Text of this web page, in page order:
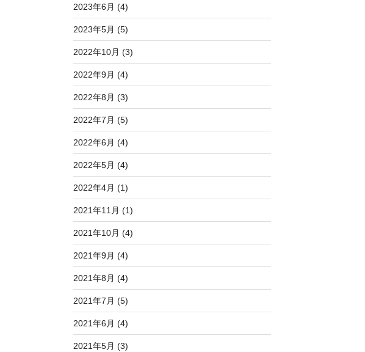
2023年6月 (4)
2023年5月 (5)
2022年10月 (3)
2022年9月 (4)
2022年8月 (3)
2022年7月 (5)
2022年6月 (4)
2022年5月 (4)
2022年4月 (1)
2021年11月 (1)
2021年10月 (4)
2021年9月 (4)
2021年8月 (4)
2021年7月 (5)
2021年6月 (4)
2021年5月 (3)